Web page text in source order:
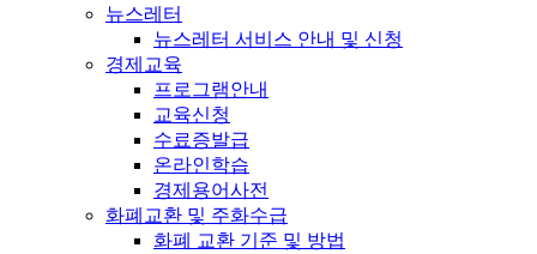
뉴스레터
뉴스레터 서비스 안내 및 신청
경제교육
프로그램안내
교육신청
수료증발급
온라인학습
경제용어사전
화폐교환 및 주화수급
화폐 교환 기준 및 방법